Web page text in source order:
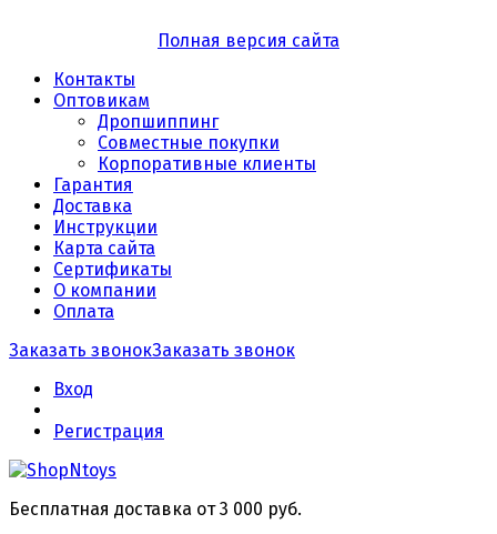
Полная версия сайта
Контакты
Оптовикам
Дропшиппинг
Совместные покупки
Корпоративные клиенты
Гарантия
Доставка
Инструкции
Карта сайта
Сертификаты
О компании
Оплата
Заказать звонокЗаказать звонок
Вход
Регистрация
Бесплатная доставка от 3 000 руб.